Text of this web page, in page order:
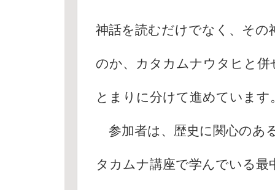
神話を読むだけでなく、そ
のか、カタカムナウタヒと
とまりに分けて進めています
参加者は、歴史に関心のあ
タカムナ講座で学んでいる